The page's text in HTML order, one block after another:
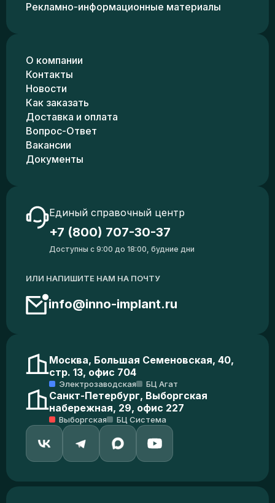
Рекламно-информационные материалы
О компании
Контакты
Новости
Как заказать
Доставка и оплата
Вопрос-Ответ
Вакансии
Документы
Единый справочный центр
+7 (800) 707-30-37
Доступны с 9:00 до 18:00, будние дни
ИЛИ НАПИШИТЕ НАМ НА ПОЧТУ
info@inno-implant.ru
Москва, Большая Семеновская, 40,
стр. 13, офис 704
Электрозаводская БЦ Агат
Санкт-Петербург, Выборгская
набережная, 29, офис 227
Выборгская БЦ Система